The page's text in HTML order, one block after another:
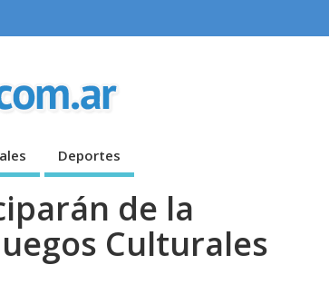
Deportes
de la
Culturales